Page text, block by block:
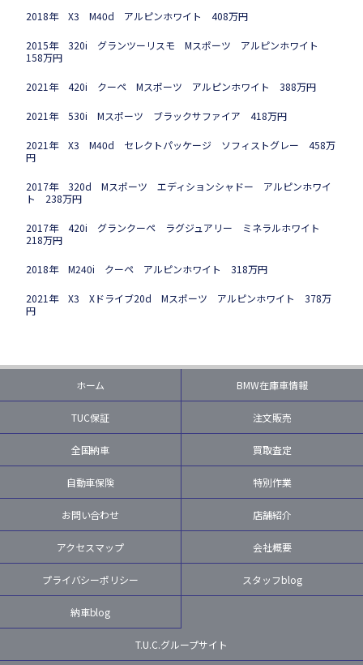
2018年 X3 M40d アルピンホワイト 408万円
2015年 320i グランツーリスモ Mスポーツ アルピンホワイト
158万円
2021年 420i クーペ Mスポーツ アルピンホワイト 388万円
2021年 530i Mスポーツ ブラックサファイア 418万円
2021年 X3 M40d セレクトパッケージ ソフィストグレー 458万
円
2017年 320d Mスポーツ エディションシャドー アルピンホワイ
ト 238万円
2017年 420i グランクーペ ラグジュアリー ミネラルホワイト
218万円
2018年 M240i クーペ アルピンホワイト 318万円
2021年 X3 Xドライブ20d Mスポーツ アルピンホワイト 378万
円
ホーム BMW在庫車情報
TUC保証 注文販売
全国納車 買取査定
自動車保険 特別作業
お問い合わせ 店舗紹介
アクセスマップ 会社概要
プライバシーポリシー スタッフblog
納車blog
T.U.C.グループサイト